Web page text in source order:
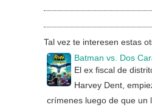
Tal vez te interesen estas
Batman vs. Dos
El ex fiscal de
Harvey Dent,
crímenes luego de que un